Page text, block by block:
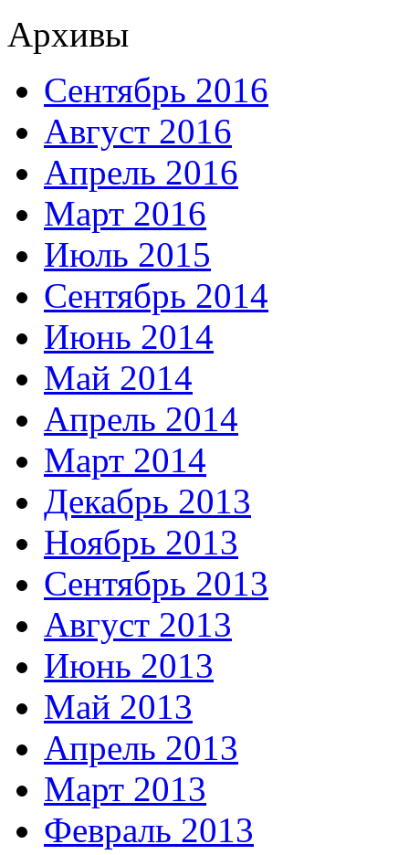
Архивы
Сентябрь 2016
Август 2016
Апрель 2016
Март 2016
Июль 2015
Сентябрь 2014
Июнь 2014
Май 2014
Апрель 2014
Март 2014
Декабрь 2013
Ноябрь 2013
Сентябрь 2013
Август 2013
Июнь 2013
Май 2013
Апрель 2013
Март 2013
Февраль 2013